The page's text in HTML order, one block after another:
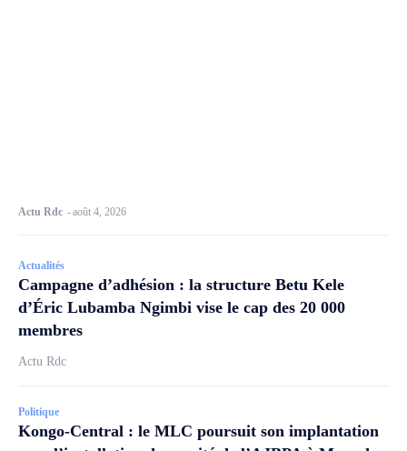
Actu Rdc -août 4, 2026
Actualités
Campagne d’adhésion : la structure Betu Kele
d’Éric Lubamba Ngimbi vise le cap des 20 000
membres
Actu Rdc
Politique
Kongo-Central : le MLC poursuit son implantation